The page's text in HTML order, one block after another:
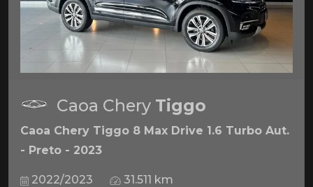
Caoa Chery Tiggo
Caoa Chery Tiggo 8 Max Drive 1.6 Turbo Aut.
- Preto - 2023
2022/2023 31.511 km